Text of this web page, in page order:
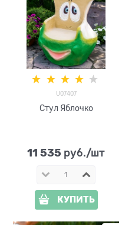
U07407
Стул Яблочко
11 535 руб./шт
КУПИТЬ